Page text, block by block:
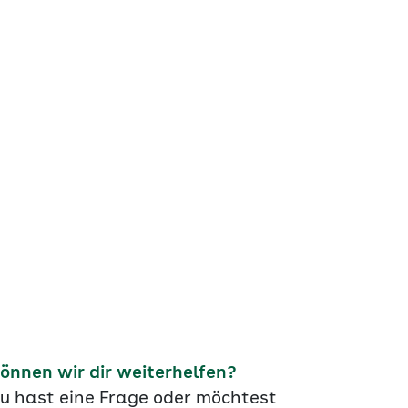
wir dir weiterhelfen?
hast eine Frage oder möchtest